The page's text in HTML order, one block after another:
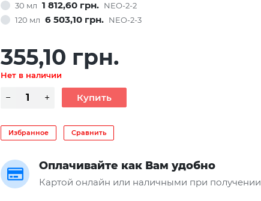
30 мл 1 812,60 грн. NEO-2-2
120 мл 6 503,10 грн. NEO-2-3
355,10 грн.
Нет в наличии
Избранное Сравнить
Оплачивайте как Вам удобно
Картой онлайн или наличными при получении